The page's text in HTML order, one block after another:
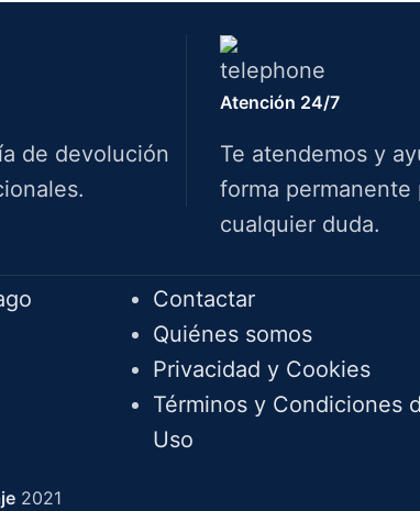
de devolución
Atención 24/7
Te atendemos y
forma permanente
cualquier duda.
Contactar
Quiénes somos
Privacidad y Cookies
Términos y Condiciones
Uso
2021